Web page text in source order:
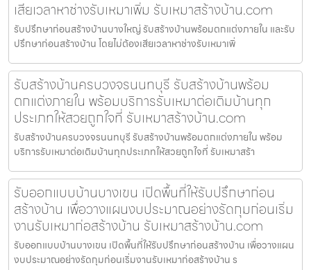
เสียเวลาหาช่างรับเหมาเพิ่ม รับเหมาสร้างบ้าน.com
รับปรึกษาก่อนสร้างบ้านบางใหญ่ รับสร้างบ้านพร้อมตกแต่งภายใน และรับ
ปรึกษาก่อนสร้างบ้าน โดยไม่ต้องเสียเวลาหาช่างรับเหมาเพิ่
รับสร้างบ้านครบวงจรนนทบุรี รับสร้างบ้านพร้อม
ตกแต่งภายใน พร้อมบริการรับเหมาต่อเติมบ้านทุก
ประเภทให้สวยถูกใจที่ รับเหมาสร้างบ้าน.com
รับสร้างบ้านครบวงจรนนทบุรี รับสร้างบ้านพร้อมตกแต่งภายใน พร้อม
บริการรับเหมาต่อเติมบ้านทุกประเภทให้สวยถูกใจที่ รับเหมาสร้า
รับออกแบบบ้านบางเขน เปิดพื้นที่ให้รับปรึกษาก่อน
สร้างบ้าน เพื่อวางแผนงบประมาณอย่างรัดกุมก่อนเริ่ม
งานรับเหมาก่อสร้างบ้าน รับเหมาสร้างบ้าน.com
รับออกแบบบ้านบางเขน เปิดพื้นที่ให้รับปรึกษาก่อนสร้างบ้าน เพื่อวางแผน
งบประมาณอย่างรัดกุมก่อนเริ่มงานรับเหมาก่อสร้างบ้าน ร